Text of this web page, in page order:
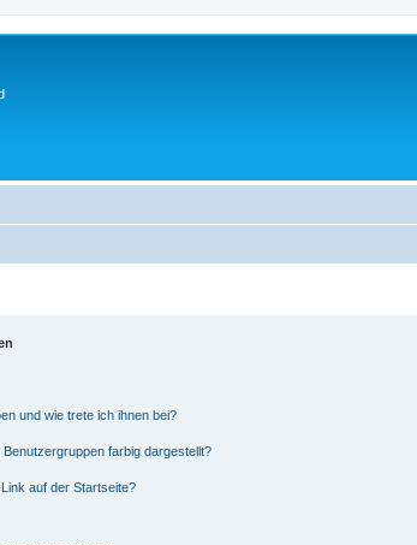
und wie trete ich ihnen bei?
farbig dargestellt?
auf der Startseite?